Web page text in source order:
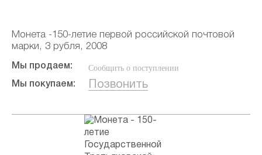
Монета -150-летие первой российской почтовой
марки, 3 рубля, 2008
Мы продаем: Сообщить о поступлении
Мы покупаем: Позвонить